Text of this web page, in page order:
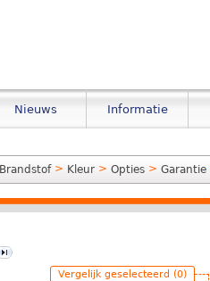
Nieuws Informatie
Brandstof > Kleur > Opties > Garantie
Vergelijk geselecteerd (0)